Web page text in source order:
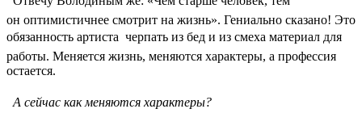
он оптимистичнее смотрит на жизнь». Гениально сказано! Это
обязанность артиста  черпать из бед и из смеха материал для
работы. Меняется жизнь, меняются характеры, а профессия
остается.
 А сейчас как меняются характеры?